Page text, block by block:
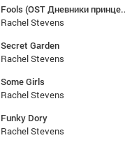
Fools (OST Дневники
Rachel Stevens
Secret Garden
Rachel Stevens
Some Girls
Rachel Stevens
Funky Dory
Rachel Stevens